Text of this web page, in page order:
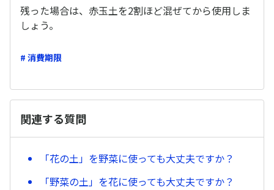
残った場合は、赤玉土を2割ほど混ぜてから使用しま
しょう。
# 消費期限
関連する質問
「花の土」を野菜に使っても大丈夫ですか？
「野菜の土」を花に使っても大丈夫ですか？